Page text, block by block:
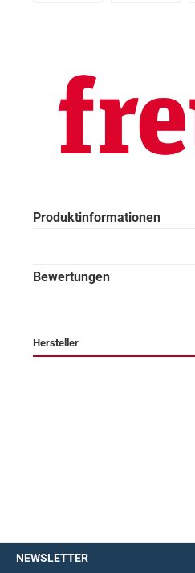
Produktinformationen
Bewertungen
Hersteller
NEWSLETTER